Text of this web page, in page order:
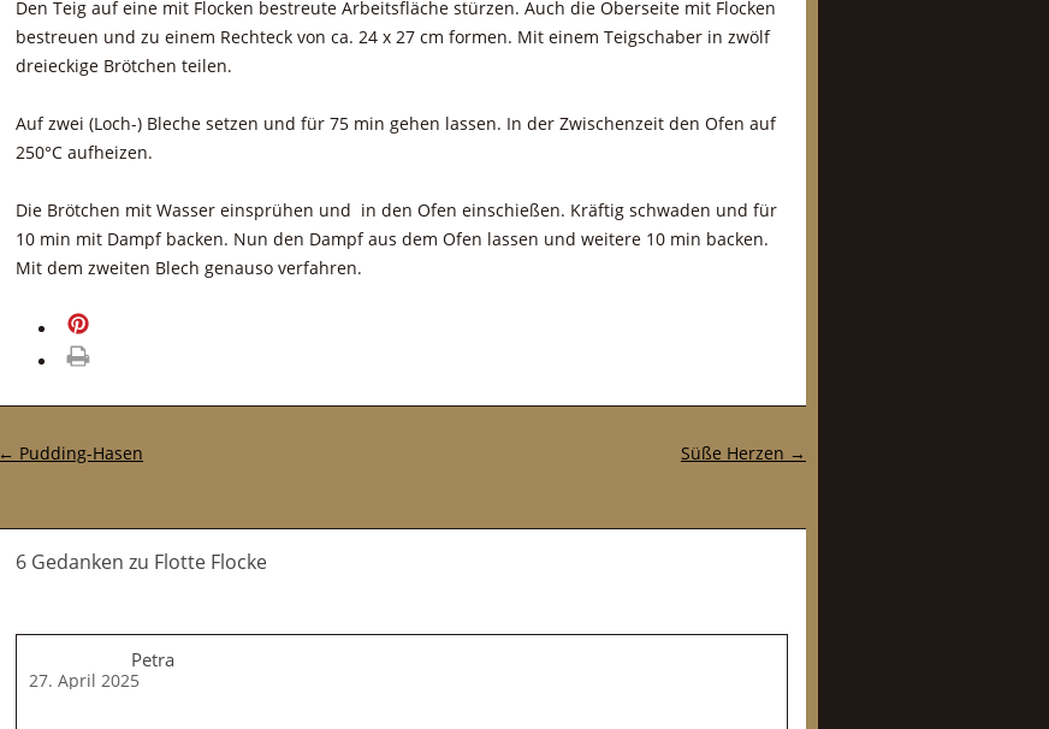
Den Teig auf eine mit Flocken bestreute Arbeitsfläche stürzen. Auch die Oberseite mit Flocken
bestreuen und zu einem Rechteck von ca. 24 x 27 cm formen. Mit einem Teigschaber in zwölf
dreieckige Brötchen teilen.
Auf zwei (Loch-) Bleche setzen und für 75 min gehen lassen. In der Zwischenzeit den Ofen auf
250°C aufheizen.
Die Brötchen mit Wasser einsprühen und in den Ofen einschießen. Kräftig schwaden und für
10 min mit Dampf backen. Nun den Dampf aus dem Ofen lassen und weitere 10 min backen.
Mit dem zweiten Blech genauso verfahren.
Post-Navigation
← Pudding-Hasen Süße Herzen →
6 Gedanken zu Flotte Flocke
Petra
27. April 2025